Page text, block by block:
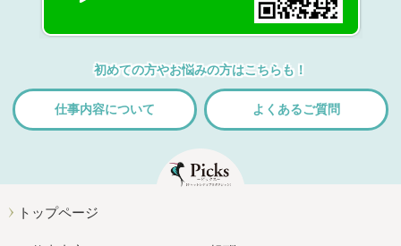
初めての方やお悩みの方はこちらも！
仕事内容について よくあるご質問
トップページ